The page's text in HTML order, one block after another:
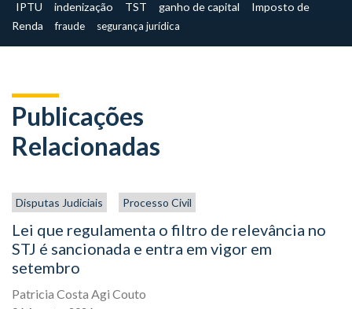
IPTU
indenização TST ganho de capital
Imposto de
Renda
fraude segurança jurídica
Publicações
Relacionadas
Disputas Judiciais Processo Civil
Lei que regulamenta o filtro de relevância no
STJ é sancionada e entra em vigor em
setembro
Patricia Costa Agi Couto